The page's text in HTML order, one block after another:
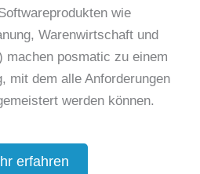
wie
Warenwirtschaft und
machen posmatic zu einem
mit dem alle Anforderungen
werden können.
erfahren